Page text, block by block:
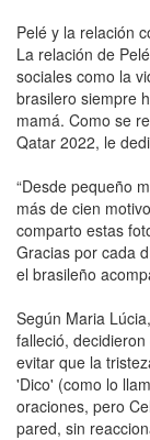
Pelé y la relación
La relación de
sociales como la
brasilero siempre
mamá. Como se
Qatar 2022, le
“Desde pequeño
más de cien
comparto estas
Gracias por cada
el brasileño
Según Maria
falleció,
evitar que la
'Dico' (como lo
oraciones, pero
pared, sin